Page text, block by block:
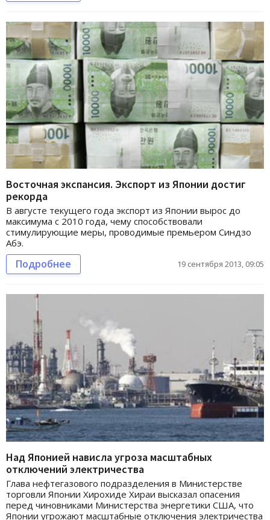
Восточная экспансия. Экспорт из Японии достиг
рекорда
В августе текущего года экспорт из Японии вырос до
максимума с 2010 года, чему способствовали
стимулирующие меры, проводимые премьером Синдзо
Абэ.
Подробнее 19 сентября 2013, 09:05
Над Японией нависла угроза масштабных
отключений электричества
Глава нефтегазового подразделения в Министерстве
торговли Японии Хирохиде Хираи высказал опасения
перед чиновниками Министерства энергетики США, что
Японии угрожают масштабные отключения электричества